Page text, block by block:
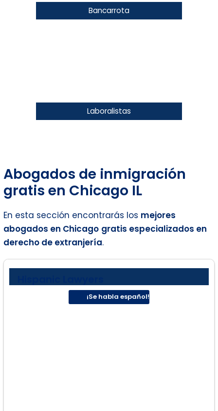
Bancarrota
Laboralistas
Abogados de inmigración
gratis en Chicago IL
En esta sección encontrarás los mejores
abogados en Chicago gratis especializados en
derecho de extranjería.
¡Se habla español!